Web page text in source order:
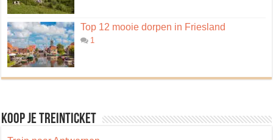
Top 12 mooie dorpen in Friesland
1
Koop je treinticket